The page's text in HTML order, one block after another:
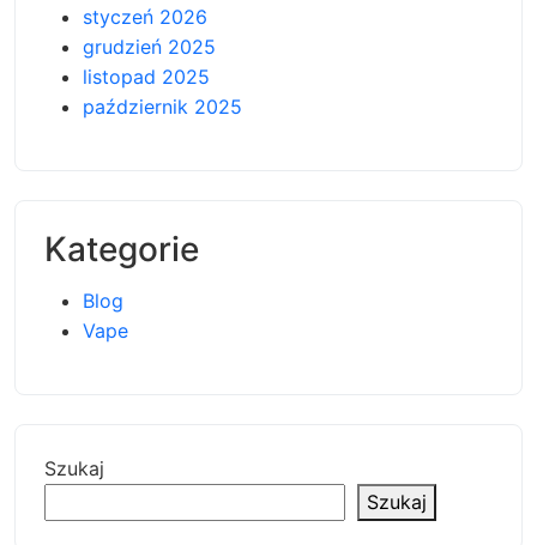
styczeń 2026
grudzień 2025
listopad 2025
październik 2025
Kategorie
Blog
Vape
Szukaj
Szukaj